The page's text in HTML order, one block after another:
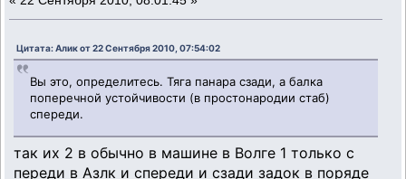
Цитата: Алик от 22 Сентября 2010, 07:54:02
Вы это, определитесь. Тяга панара сзади, а балка
поперечной устойчивости (в простонародии стаб)
спереди.
так их 2 в обычно в машине в Волге 1 только с
переди в Азлк и спереди и сзади задок в поряде